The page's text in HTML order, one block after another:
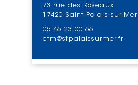
73 rue des Roseaux
17420 Saint-Palais-sur-Mer
05 46 23 00 66
ctm@stpalaissurmer.fr